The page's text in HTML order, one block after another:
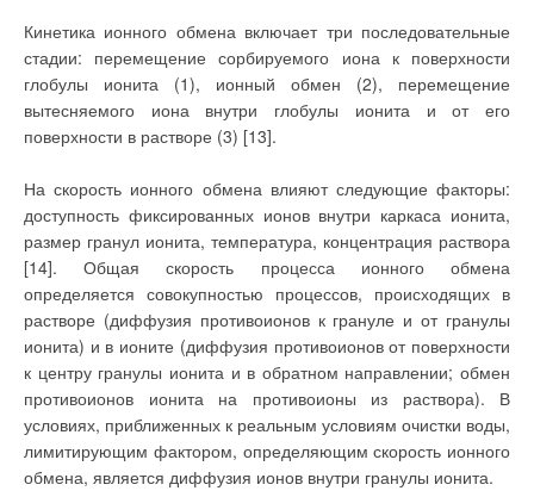
Кинетика ионного обмена включает три последовательные
стадии: перемещение сорбируемого иона к поверхности
глобулы ионита (1), ионный обмен (2), перемещение
вытесняемого иона внутри глобулы ионита и от его
поверхности в растворе (3) [13].
На скорость ионного обмена влияют следующие факторы:
доступность фиксированных ионов внутри каркаса ионита,
размер гранул ионита, температура, концентрация раствора
[14]. Общая скорость процесса ионного обмена
определяется совокупностью процессов, происходящих в
растворе (диффузия противоионов к грануле и от гранулы
ионита) и в ионите (диффузия противоионов от поверхности
к центру гранулы ионита и в обратном направлении; обмен
противоионов ионита на противоионы из раствора). В
условиях, приближенных к реальным условиям очистки воды,
лимитирующим фактором, определяющим скорость ионного
обмена, является диффузия ионов внутри гранулы ионита.
частичной рециркуляцией воздуха по обводной линии
10.Избытки вторичного тепла, неиспользуемые в те или иные
периоды, отводятся, соответственно, в канализацию, на
градирню или в атмосферу, для чего предусмотрены
обводные линии 11 у соответствующих теплообменников.
либо со
стабилизированными
расходами промежуточного
теплоносителя, либо со
стабилизированными
температурами
промежуточного
теплоносителя, что
достигается установкой в
систему соответствующих
регулирующих органов.
Нагретый промежуточный
теплоноситель собирается
в баке-аккумуляторе 5, где
происходит либо
выравнивание температур
промежуточного
Каковы же основные
особенности,
характеризующие
систему отопления? К
ним мы отнесем
системы — в системе
должна
присутствовать
возможность
регулирования
температуры
контуре тепловой
установки и отдельных
отопительных
контурах в широких
пределах;
? управляемость
тепловой установки —
должна быть
обеспечена
возможность плавного
или ступенчатого
регулирования